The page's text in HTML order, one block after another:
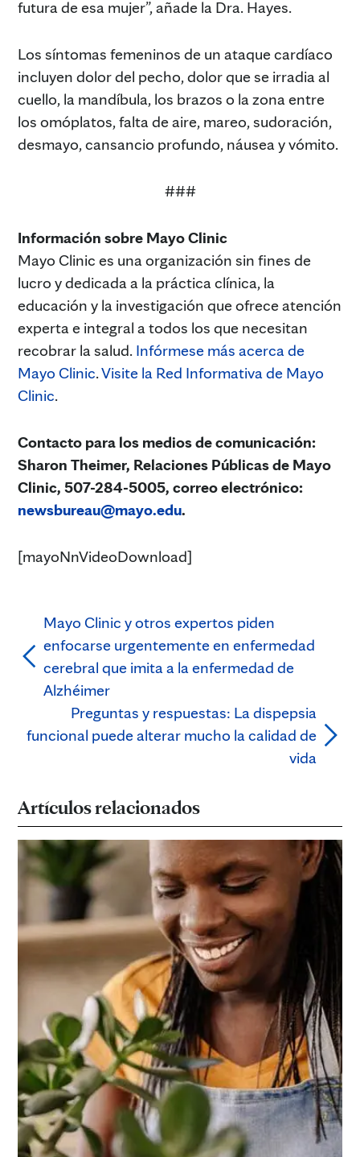
futura de esa mujer”, añade la Dra. Hayes.
Los síntomas femeninos de un ataque cardíaco
incluyen dolor del pecho, dolor que se irradia al
cuello, la mandíbula, los brazos o la zona entre
los omóplatos, falta de aire, mareo, sudoración,
desmayo, cansancio profundo, náusea y vómito.
###
Información sobre Mayo Clinic
Mayo Clinic es una organización sin fines de
lucro y dedicada a la práctica clínica, la
educación y la investigación que ofrece atención
experta e integral a todos los que necesitan
recobrar la salud. Infórmese más acerca de
Mayo Clinic.Visite la Red Informativa de Mayo
Clinic.
Contacto para los medios de comunicación:
Sharon Theimer, Relaciones Públicas de Mayo
Clinic, 507-284-5005, correo electrónico:
newsbureau@mayo.edu.
[mayoNnVideoDownload]
Mayo Clinic y otros expertos piden
enfocarse urgentemente en enfermedad
cerebral que imita a la enfermedad de
Alzhéimer
Preguntas y respuestas: La dispepsia
funcional puede alterar mucho la calidad de
vida
Artículos relacionados